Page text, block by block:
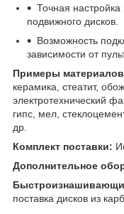
Точная
подвижного дисков.
Возможность
зависимости от
Примеры
керамика, стеатит,
электротехнический
гипс, мел,
др.
Комплект поставки:
Дополнительное
поставка дисков из